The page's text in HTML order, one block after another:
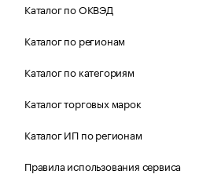
Каталог по ОКВЭД
Каталог по регионам
Каталог по категориям
Каталог торговых марок
Каталог ИП по регионам
Правила использования сервиса